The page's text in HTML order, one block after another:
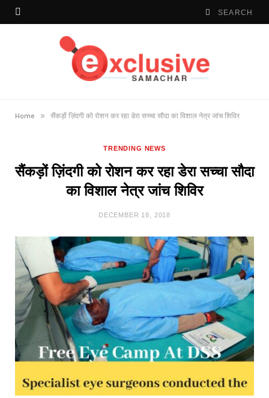
Home » सैंकड़ों ज़िंदगी को रोशन कर रहा डेरा सच्चा सौदा का विशाल नेत्र जांच शिविर
TRENDING NEWS
सैंकड़ों ज़िंदगी को रोशन कर रहा डेरा सच्चा सौदा
का विशाल नेत्र जांच शिविर
DECEMBER 18, 2018